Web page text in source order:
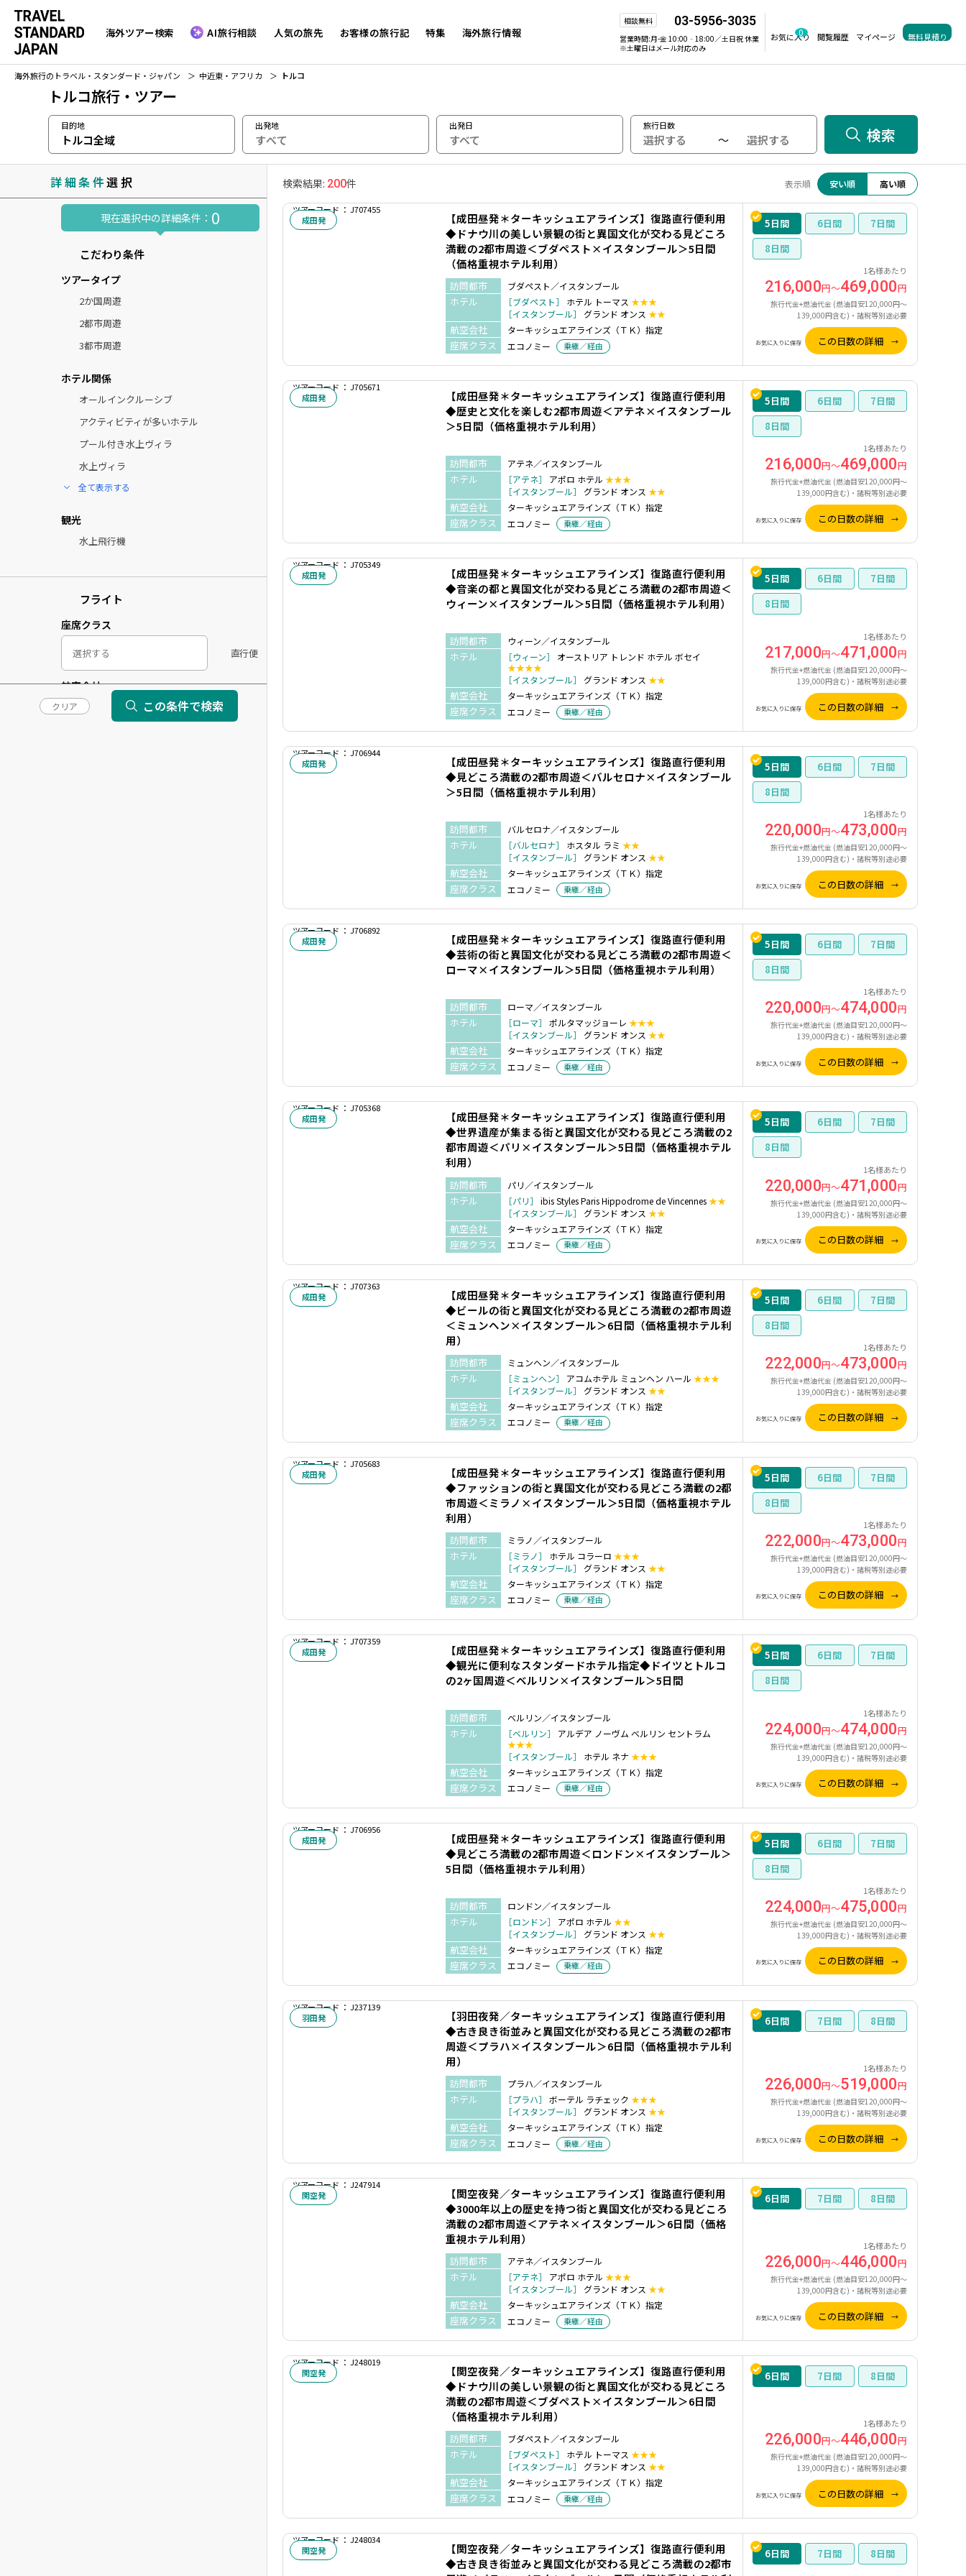
海外ツアー検索 AI旅行相談 人気の旅先 お客様の旅行記 特集 海外旅行情報
相談無料 03-5956-3035
営業時間:月-金 10:00‐18:00／土日祝 休業
※土曜日はメール対応のみ
お気に入り
0 閲覧履歴 マイページ 無料見積り
海外旅行のトラベル・スタンダード・ジャパン 中近東・アフリカ トルコ
トルコ旅行・ツアー
目的地
トルコ全域
出発地 出発日
すべて
旅行日数
～ 検索
詳細条件選択
現在選択中の詳細条件： 0
こだわり条件
ツアータイプ
2か国周遊
2都市周遊
3都市周遊
ホテル関係
オールインクルーシブ
アクティビティが多いホテル
プール付き水上ヴィラ
水上ヴィラ
全て表示する
観光
水上飛行機
フライト
座席クラス
直行便
航空会社
指定する 除外する
クリア この条件で検索
検索結果: 200件 表示順 安い順 高い順
成田発
ツアーコード ： J707455
【成田昼発＊ターキッシュエアラインズ】復路直行便利用
◆ドナウ川の美しい景観の街と異国文化が交わる見どころ
満載の2都市周遊＜ブダペスト×イスタンブール＞5日間
（価格重視ホテル利用）
訪問都市 ブダペスト／イスタンブール
ホテル ［ブダペスト］ ホテル トーマス ★★★
［イスタンブール］
グランド オンス ★★
航空会社 ターキッシュエアラインズ（ＴＫ）指定
座席クラス エコノミー 乗継／経由
5 6
7
8
1名様あたり
216,000円～469,000円
旅行代金+燃油代金 (燃油目安120,000円～
139,000円含む)・諸税等別途必要
お気に入りに保存 この日数の詳細
成田発
ツアーコード ： J705671
【成田昼発＊ターキッシュエアラインズ】復路直行便利用
◆歴史と文化を楽しむ2都市周遊＜アテネ×イスタンブール
＞5日間（価格重視ホテル利用）
訪問都市 アテネ／イスタンブール
ホテル ［アテネ］ アポロ ホテル ★★★
［イスタンブール］
グランド オンス ★★
航空会社 ターキッシュエアラインズ（ＴＫ）指定
座席クラス エコノミー 乗継／経由
5 6
7
8
1名様あたり
216,000円～469,000円
旅行代金+燃油代金 (燃油目安120,000円～
139,000円含む)・諸税等別途必要
お気に入りに保存 この日数の詳細
成田発
ツアーコード ： J705349
【成田昼発＊ターキッシュエアラインズ】復路直行便利用
◆音楽の都と異国文化が交わる見どころ満載の2都市周遊＜
ウィーン×イスタンブール＞5日間（価格重視ホテル利用）
訪問都市 ウィーン／イスタンブール
ホテル ［ウィーン］
オーストリア トレンド ホテル ボセイ
★★★★
［イスタンブール］
グランド オンス ★★
航空会社 ターキッシュエアラインズ（ＴＫ）指定
座席クラス エコノミー 乗継／経由
5 6
7
8
1名様あたり
217,000円～471,000円
旅行代金+燃油代金 (燃油目安120,000円～
139,000円含む)・諸税等別途必要
お気に入りに保存 この日数の詳細
成田発
ツアーコード ： J706944
【成田昼発＊ターキッシュエアラインズ】復路直行便利用
◆見どころ満載の2都市周遊＜バルセロナ×イスタンブール
＞5日間（価格重視ホテル利用）
訪問都市 バルセロナ／イスタンブール
ホテル ［バルセロナ］ ホスタル ラミ ★★
［イスタンブール］
グランド オンス ★★
航空会社 ターキッシュエアラインズ（ＴＫ）指定
座席クラス エコノミー 乗継／経由
5 6
7
8
1名様あたり
220,000円～473,000円
旅行代金+燃油代金 (燃油目安120,000円～
139,000円含む)・諸税等別途必要
お気に入りに保存 この日数の詳細
成田発
ツアーコード ： J706892
【成田昼発＊ターキッシュエアラインズ】復路直行便利用
◆芸術の街と異国文化が交わる見どころ満載の2都市周遊＜
ローマ×イスタンブール＞5日間（価格重視ホテル利用）
訪問都市 ローマ／イスタンブール
ホテル ［ローマ］ ポルタマッジョーレ ★★★
［イスタンブール］
グランド オンス ★★
航空会社 ターキッシュエアラインズ（ＴＫ）指定
座席クラス エコノミー 乗継／経由
5 6
7
8
1名様あたり
220,000円～474,000円
旅行代金+燃油代金 (燃油目安120,000円～
139,000円含む)・諸税等別途必要
お気に入りに保存 この日数の詳細
成田発
ツアーコード ： J705368
【成田昼発＊ターキッシュエアラインズ】復路直行便利用
◆世界遺産が集まる街と異国文化が交わる見どころ満載の2
都市周遊＜パリ×イスタンブール＞5日間（価格重視ホテル
利用）
訪問都市 パリ／イスタンブール
ホテル ［パリ］ ibis Styles Paris Hippodrome de Vincennes★★
［イスタンブール］
グランド オンス ★★
航空会社 ターキッシュエアラインズ（ＴＫ）指定
座席クラス エコノミー 乗継／経由
5 6
7
8
1名様あたり
220,000円～471,000円
旅行代金+燃油代金 (燃油目安120,000円～
139,000円含む)・諸税等別途必要
お気に入りに保存 この日数の詳細
成田発
ツアーコード ： J707363
【成田昼発＊ターキッシュエアラインズ】復路直行便利用
◆ビールの街と異国文化が交わる見どころ満載の2都市周遊
＜ミュンヘン×イスタンブール＞6日間（価格重視ホテル利
用）
訪問都市 ミュンヘン／イスタンブール
ホテル ［ミュンヘン］ アコムホテル ミュンヘン ハール ★★★
［イスタンブール］
グランド オンス ★★
航空会社 ターキッシュエアラインズ（ＴＫ）指定
座席クラス エコノミー 乗継／経由
5 6
7
8
1名様あたり
222,000円～473,000円
旅行代金+燃油代金 (燃油目安120,000円～
139,000円含む)・諸税等別途必要
お気に入りに保存 この日数の詳細
成田発
ツアーコード ： J705683
【成田昼発＊ターキッシュエアラインズ】復路直行便利用
◆ファッションの街と異国文化が交わる見どころ満載の2都
市周遊＜ミラノ×イスタンブール＞5日間（価格重視ホテル
利用）
訪問都市 ミラノ／イスタンブール
ホテル ［ミラノ］ ホテル コラーロ ★★★
［イスタンブール］
グランド オンス ★★
航空会社 ターキッシュエアラインズ（ＴＫ）指定
座席クラス エコノミー 乗継／経由
5 6
7
8
1名様あたり
222,000円～473,000円
旅行代金+燃油代金 (燃油目安120,000円～
139,000円含む)・諸税等別途必要
お気に入りに保存 この日数の詳細
成田発
ツアーコード ： J707359
【成田昼発＊ターキッシュエアラインズ】復路直行便利用
◆観光に便利なスタンダードホテル指定◆ドイツとトルコ
の2ヶ国周遊＜ベルリン×イスタンブール＞5日間
訪問都市 ベルリン／イスタンブール
ホテル ［ベルリン］
アルデア ノーヴム ベルリン セントラム
★★★
［イスタンブール］
ホテル ネナ★★★
航空会社 ターキッシュエアラインズ（ＴＫ）指定
座席クラス エコノミー 乗継／経由
5 6
7
8
1名様あたり
224,000円～474,000円
旅行代金+燃油代金 (燃油目安120,000円～
139,000円含む)・諸税等別途必要
お気に入りに保存 この日数の詳細
成田発
ツアーコード ： J706956
【成田昼発＊ターキッシュエアラインズ】復路直行便利用
◆見どころ満載の2都市周遊＜ロンドン×イスタンブール＞
5日間（価格重視ホテル利用）
訪問都市 ロンドン／イスタンブール
ホテル ［ロンドン］ アポロ ホテル ★★
［イスタンブール］
グランド オンス ★★
航空会社 ターキッシュエアラインズ（ＴＫ）指定
座席クラス エコノミー 乗継／経由
5 6
7
8
1名様あたり
224,000円～475,000円
旅行代金+燃油代金 (燃油目安120,000円～
139,000円含む)・諸税等別途必要
お気に入りに保存 この日数の詳細
羽田発
ツアーコード ： J237139
【羽田夜発／ターキッシュエアラインズ】復路直行便利用
◆古き良き街並みと異国文化が交わる見どころ満載の2都市
周遊＜プラハ×イスタンブール＞6日間（価格重視ホテル利
用）
訪問都市 プラハ／イスタンブール
ホテル ［プラハ］ ボーテル ラチェック ★★★
［イスタンブール］
グランド オンス ★★
航空会社 ターキッシュエアラインズ（ＴＫ）指定
座席クラス エコノミー 乗継／経由
6 7 8
1名様あたり
226,000円～519,000円
旅行代金+燃油代金 (燃油目安120,000円～
139,000円含む)・諸税等別途必要
お気に入りに保存 この日数の詳細
関空発
ツアーコード ： J247914
【関空夜発／ターキッシュエアラインズ】復路直行便利用
◆3000年以上の歴史を持つ街と異国文化が交わる見どころ
満載の2都市周遊＜アテネ×イスタンブール＞6日間（価格
重視ホテル利用）
訪問都市 アテネ／イスタンブール
ホテル ［アテネ］ アポロ ホテル ★★★
［イスタンブール］
グランド オンス ★★
航空会社 ターキッシュエアラインズ（ＴＫ）指定
座席クラス エコノミー 乗継／経由
6 7 8
1名様あたり
226,000円～446,000円
旅行代金+燃油代金 (燃油目安120,000円～
139,000円含む)・諸税等別途必要
お気に入りに保存 この日数の詳細
関空発
ツアーコード ： J248019
【関空夜発／ターキッシュエアラインズ】復路直行便利用
◆ドナウ川の美しい景観の街と異国文化が交わる見どころ
満載の2都市周遊＜ブダペスト×イスタンブール＞6日間
（価格重視ホテル利用）
訪問都市 ブダペスト／イスタンブール
ホテル ［ブダペスト］ ホテル トーマス ★★★
［イスタンブール］
グランド オンス ★★
航空会社 ターキッシュエアラインズ（ＴＫ）指定
座席クラス エコノミー 乗継／経由
6 7 8
1名様あたり
226,000円～446,000円
旅行代金+燃油代金 (燃油目安120,000円～
139,000円含む)・諸税等別途必要
お気に入りに保存 この日数の詳細
関空発
ツアーコード ： J248034
【関空夜発／ターキッシュエアラインズ】復路直行便利用
◆古き良き街並みと異国文化が交わる見どころ満載の2都市
6 7 8